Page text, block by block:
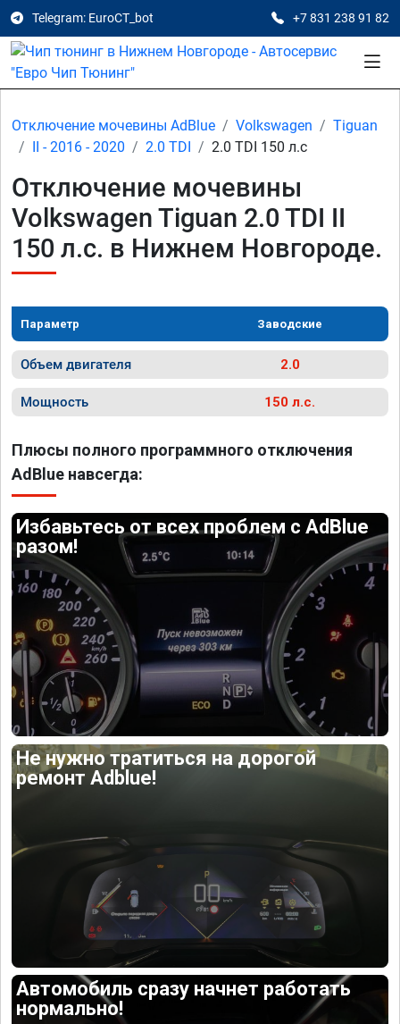
Telegram: EuroCT_bot +7 831 238 91 82
Отключение мочевины AdBlue Volkswagen
Tiguan
II - 2016 - 2020
2.0 TDI 2.0 TDI 150 л.с
Отключение мочевины
Volkswagen Tiguan 2.0 TDI II
150 л.с. в Нижнем Новгороде.
Параметр Заводские
Объем двигателя 2.0
Мощность 150 л.с.
Плюсы полного программного отключения
AdBlue навсегда:
Избавьтесь от всех проблем с AdBlue
разом!
Не нужно тратиться на дорогой
ремонт Adblue!
Автомобиль сразу начнет работать
нормально!